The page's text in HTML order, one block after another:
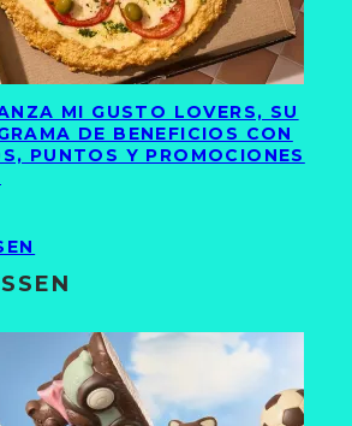
MI GUSTO LOVERS, SU
DE BENEFICIOS CON
PUNTOS Y PROMOCIONES